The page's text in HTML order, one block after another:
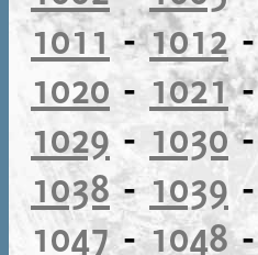
1011-1012-
1020 - 1021
1029 - 1030
1038-1039 -
1047-1048